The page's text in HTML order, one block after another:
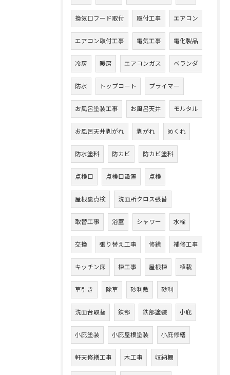
換気口フード取付 取付工事 エアコン
エアコン取付工事 電気工事 電化製品
冷房 暖房 エアコンガス ベランダ
防水 トップコート プライマー
お風呂塗装工事 お風呂天井 モルタル
お風呂天井剥がれ 剥がれ めくれ
防水塗料 防カビ 防カビ塗料
点検口 点検口設置 点検
屋根裏点検 洗面所クロス張替
取替工事 浴室 シャワー 水栓
交換 張り替え工事 修繕 補修工事
キッチン床 棟工事 屋根棟 植栽
草引き 除草 砂利敷 砂利
洗面台取替 鉄部 鉄部塗装 小庇
小庇塗装 小庇屋根塗装 小庇修繕
軒天修繕工事 木工事 収納棚